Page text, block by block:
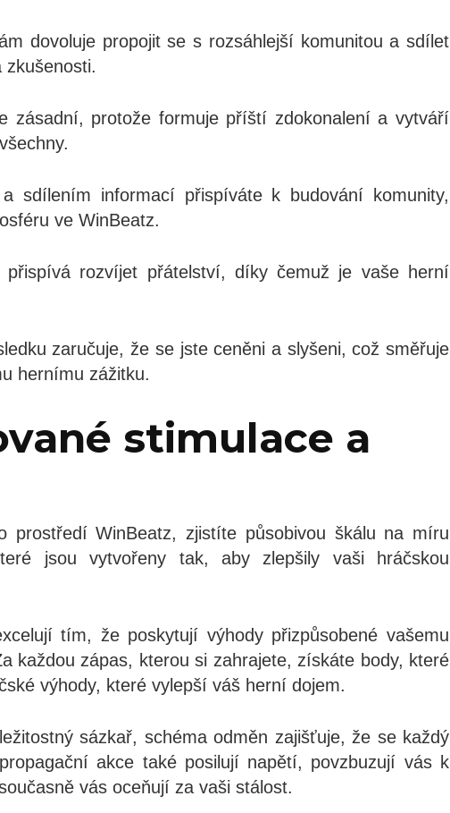
dovoluje propojit se s rozsáhlejší komunitou a sdílet
zásadní, protože formuje příští zdokonalení a vytváří
sdílením informací přispíváte k budování komunity,
ve WinBeatz.
přispívá rozvíjet přátelství, díky čemuž je vaše herní
zaručuje, že se jste ceněni a slyšeni, což směřuje
hernímu zážitku.
stimulace a
prostředí WinBeatz, zjistíte působivou škálu na míru
jsou vytvořeny tak, aby zlepšily vaši hráčskou
tím, že poskytují výhody přizpůsobené vašemu
každou zápas, kterou si zahrajete, získáte body, které
výhody, které vylepší váš herní dojem.
sázkař, schéma odměn zajišťuje, že se každý
akce také posilují napětí, povzbuzují vás k
vás oceňují za vaši stálost.